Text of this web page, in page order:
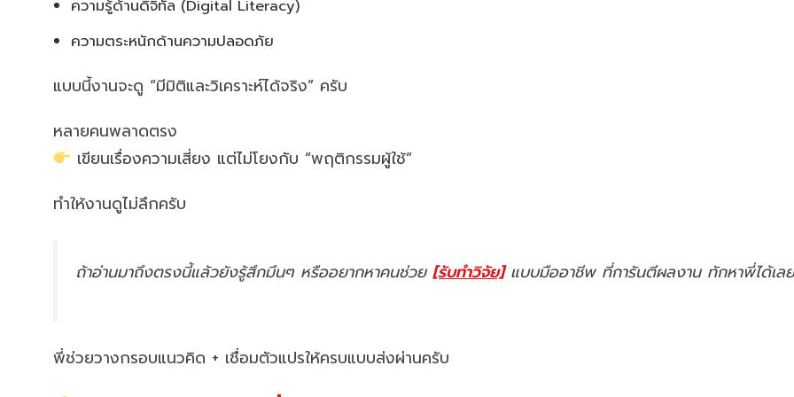
ความรู้ด้านดิจิทัล (Digital Literacy)
ความตระหนักด้านความปลอดภัย
แบบนี้งานจะดู “มีมิติและวิเคราะห์ได้จริง” ครับ
หลายคนพลาดตรง
เขียนเรื่องความเสี่ยง แต่ไม่โยงกับ “พฤติกรรมผู้ใช้”
ทำให้งานดูไม่ลึกครับ
ถ้าอ่านมาถึงตรงนี้แล้วยังรู้สึกมึนๆ หรืออยากหาคนช่วย [รับทำวิจัย]แบบมืออาชีพ ที่การันตีผลงาน ทักหาพี่ได้เล
พี่ช่วยวางกรอบแนวคิด + เชื่อมตัวแปรให้ครบแบบส่งผ่านครับ